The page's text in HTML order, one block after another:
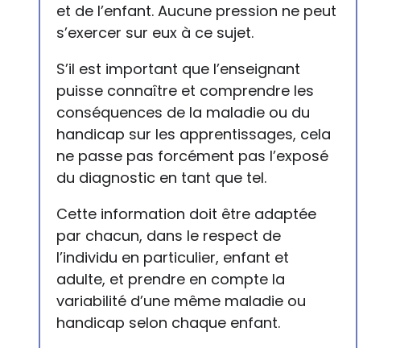
et de l’enfant. Aucune pression ne peut
s’exercer sur eux à ce sujet.
S’il est important que l’enseignant
puisse connaître et comprendre les
conséquences de la maladie ou du
handicap sur les apprentissages, cela
ne passe pas forcément pas l’exposé
du diagnostic en tant que tel.
Cette information doit être adaptée
par chacun, dans le respect de
l’individu en particulier, enfant et
adulte, et prendre en compte la
variabilité d’une même maladie ou
handicap selon chaque enfant.